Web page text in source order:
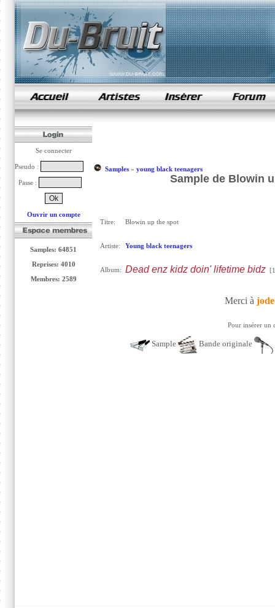
samples de rap
Se connecter
Pseudo :
Passe :
Ouvrir un compte
Samples: 64851
Reprises: 4010
Membres: 2589
Samples» young black teenagers
Sample de Blowin
Titre: Blowin up the spot
Artiste: Young black teenagers
Album: Dead enz kidz doin' lifetime bidz
Merci à
Pour insérer un
Sample Bande originale